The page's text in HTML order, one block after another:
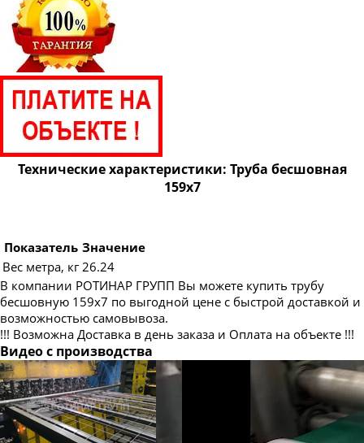
Труба бесшовная 70
Труба бесшовная 73
Труба бесшовная 76
Труба бесшовная 83
Труба бесшовная 95
Труба бесшовная 102
Труба бесшовная 121
Труба бесшовная 127
Труба бесшовная 133
Труба бесшовная 140
Труба бесшовная 146
Труба бесшовная 152
Труба бесшовная 168
Труба бесшовная 180
Технические характеристики: Труба бесшовная
159х7
Показатель Значение
Вес метра, кг 26.24
В компании РОТИНАР ГРУПП Вы можете купить трубу
бесшовную 159х7 по выгодной цене с быстрой доставкой и
возможностью самовывоза.
!!! Возможна Доставка в день заказа и Оплата на объекте !!!
Видео с производства